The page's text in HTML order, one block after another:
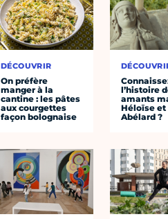
DÉCOUVRIR
On préfère
manger à la
cantine : les pâtes
aux courgettes
façon bolognaise
l’histoire
amants
Héloïse et
Abélard ?